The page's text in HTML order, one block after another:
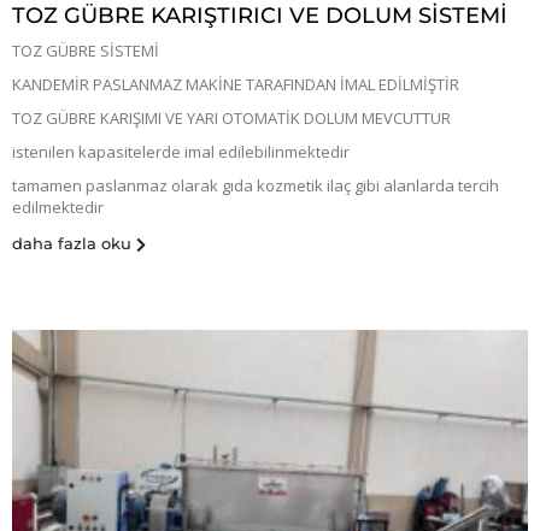
TOZ GÜBRE KARIŞTIRICI VE DOLUM SİSTEMİ
TOZ GÜBRE SİSTEMİ
KANDEMİR PASLANMAZ MAKİNE TARAFINDAN İMAL EDİLMİŞTİR
TOZ GÜBRE KARIŞIMI VE YARI OTOMATİK DOLUM MEVCUTTUR
istenilen kapasitelerde imal edilebilinmektedir
tamamen paslanmaz olarak gıda kozmetik ilaç gibi alanlarda tercih
edilmektedir
daha fazla oku